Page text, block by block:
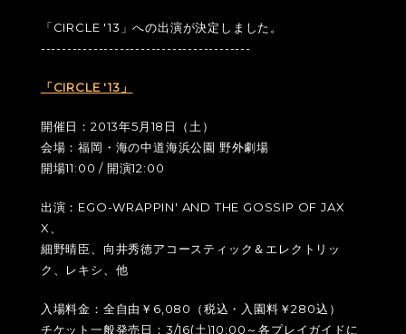
「CIRCLE '13」への出演が決定しました。
----------------------------------------
「CIRCLE '13」
開催日：2013年5月18日（土）
会場：福岡・海の中道海浜公園 野外劇場
開場11:00 / 開演12:00
出演：EGO-WRAPPIN' AND THE GOSSIP OF JAX
X、
細野晴臣、向井秀徳アコースティック＆エレクトリッ
ク、レキシ、他
入場料金：全自由￥6,080（税込・入園料￥280込）
チケット一般発売日：3/16(土)10:00～各プレイガイドに